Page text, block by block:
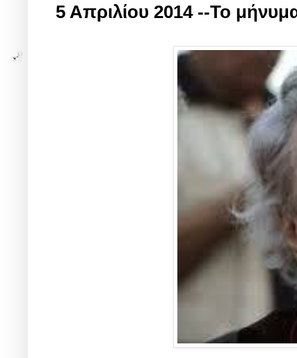
5 Απριλίου 2014 --Το